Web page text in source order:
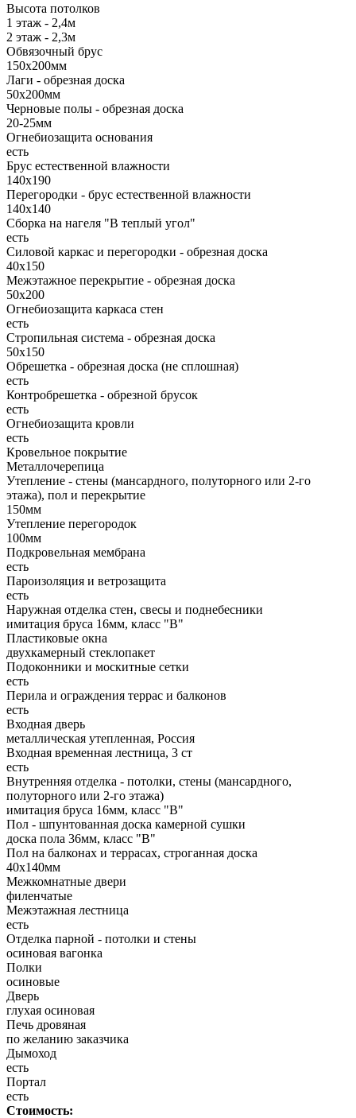
Высота потолков
1 этаж - 2,4м
2 этаж - 2,3м
Обвязочный брус
150х200мм
Лаги - обрезная доска
50х200мм
Черновые полы - обрезная доска
20-25мм
Огнебиозащита основания
есть
Брус естественной влажности
140х190
Перегородки - брус естественной влажности
140х140
Сборка на нагеля "В теплый угол"
есть
Силовой каркас и перегородки - обрезная доска
40х150
Межэтажное перекрытие - обрезная доска
50х200
Огнебиозащита каркаса стен
есть
Стропильная система - обрезная доска
50х150
Обрешетка - обрезная доска (не сплошная)
есть
Контробрешетка - обрезной брусок
есть
Огнебиозащита кровли
есть
Кровельное покрытие
Металлочерепица
Утепление - стены (мансардного, полуторного или 2-го
этажа), пол и перекрытие
150мм
Утепление перегородок
100мм
Подкровельная мембрана
есть
Пароизоляция и ветрозащита
есть
Наружная отделка стен, свесы и поднебесники
имитация бруса 16мм, класс "В"
Пластиковые окна
двухкамерный стеклопакет
Подоконники и москитные сетки
есть
Перила и ограждения террас и балконов
есть
Входная дверь
металлическая утепленная, Россия
Входная временная лестница, 3 ст
есть
Внутренняя отделка - потолки, стены (мансардного,
полуторного или 2-го этажа)
имитация бруса 16мм, класс "В"
Пол - шпунтованная доска камерной сушки
доска пола 36мм, класс "B"
Пол на балконах и террасах, строганная доска
40x140мм
Межкомнатные двери
филенчатые
Межэтажная лестница
есть
Отделка парной - потолки и стены
осиновая вагонка
Полки
осиновые
Дверь
глухая осиновая
Печь дровяная
по желанию заказчика
Дымоход
есть
Портал
есть
Стоимость: